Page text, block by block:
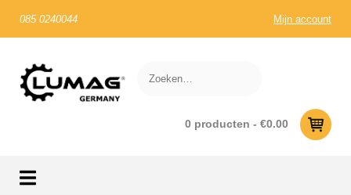
085 0240044 Mijn account
0 producten - €0.00